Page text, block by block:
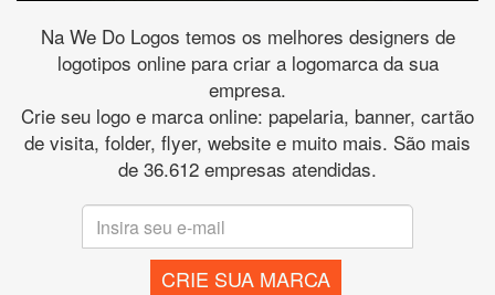
Na We Do Logos temos os melhores designers de
logotipos online para criar a logomarca da sua
empresa.
Crie seu logo e marca online: papelaria, banner, cartão
de visita, folder, flyer, website e muito mais. São mais
de 36.612 empresas atendidas.
CRIE SUA MARCA